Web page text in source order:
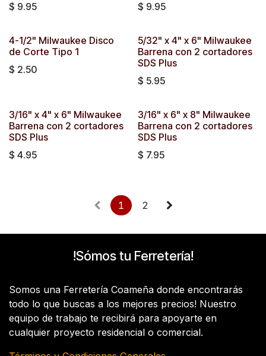
$ 9.95
$ 9.95
4-1/2" Milwaukee Disco
de Corte Tipo 1
$ 2.50
5/32" x 4" x 6" Milwaukee
Barrena con 2 cortadores
SDS Plus
$ 5.95
3/16" x 4" x 6" Milwaukee
Barrena con 2 cortadores
SDS Plus
$ 4.95
3/16" x 6" x 8" Milwaukee
Barrena con 2 cortadores
SDS Plus
$ 7.95
1 2
!Sómos tu Ferretería!
Somos una Ferretería Coameña donde encontrarás
todo lo que buscas a los mejores precios! Nuestro
equipo de trabajo te recibirá para apoyarte en
cualquier proyecto residencial o comercial.